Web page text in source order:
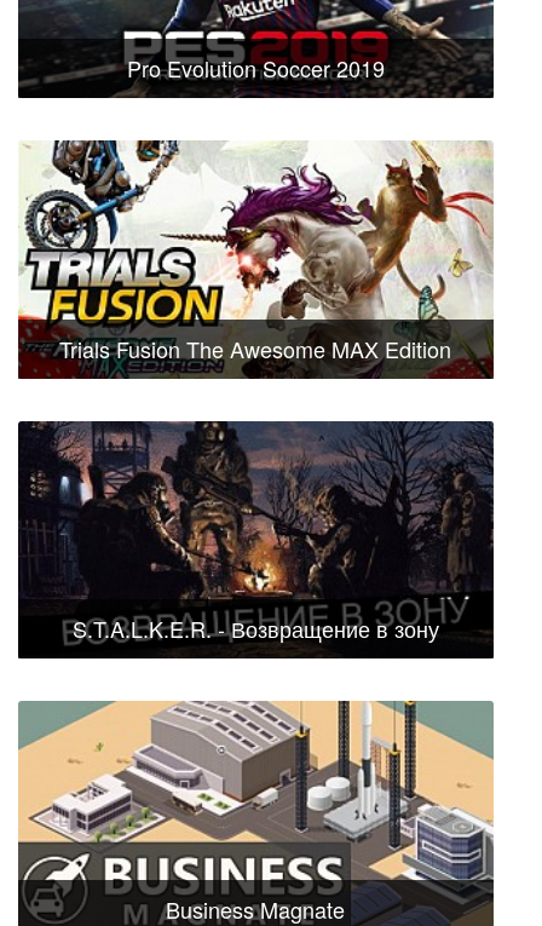
Pro Evolution Soccer 2019
Trials Fusion The Awesome MAX Edition
S.T.A.L.K.E.R. - Возвращение в зону
Business Magnate